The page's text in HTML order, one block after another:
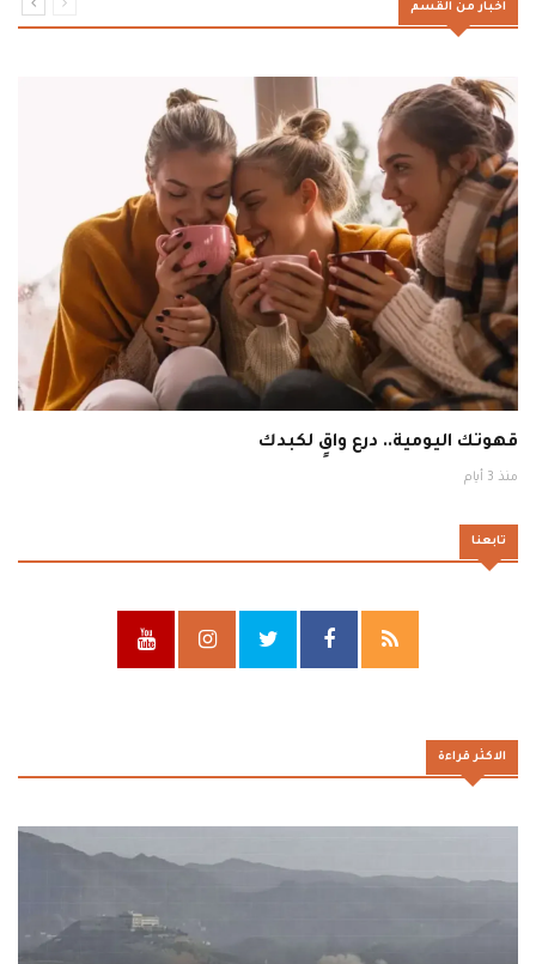
اخبار من القسم
قهوتك اليومية.. درع واقٍ لكبدك
منذ 3 أيام
تابعنا
الاكثر قراءة